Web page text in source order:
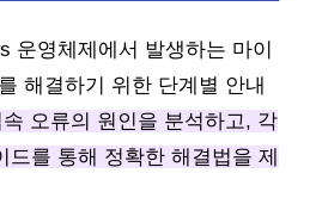
운영체제에서 발생하는 마이
해결하기 위한 단계별 안내
속 오류의 원인을 분석하고, 각
드를 통해 정확한 해결법을 제